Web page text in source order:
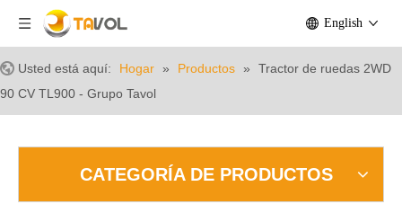
English
Usted está aquí: Hogar » Productos »
Tractor de ruedas 2WD
90 CV TL900 - Grupo Tavol
CATEGORÍA DE PRODUCTOS